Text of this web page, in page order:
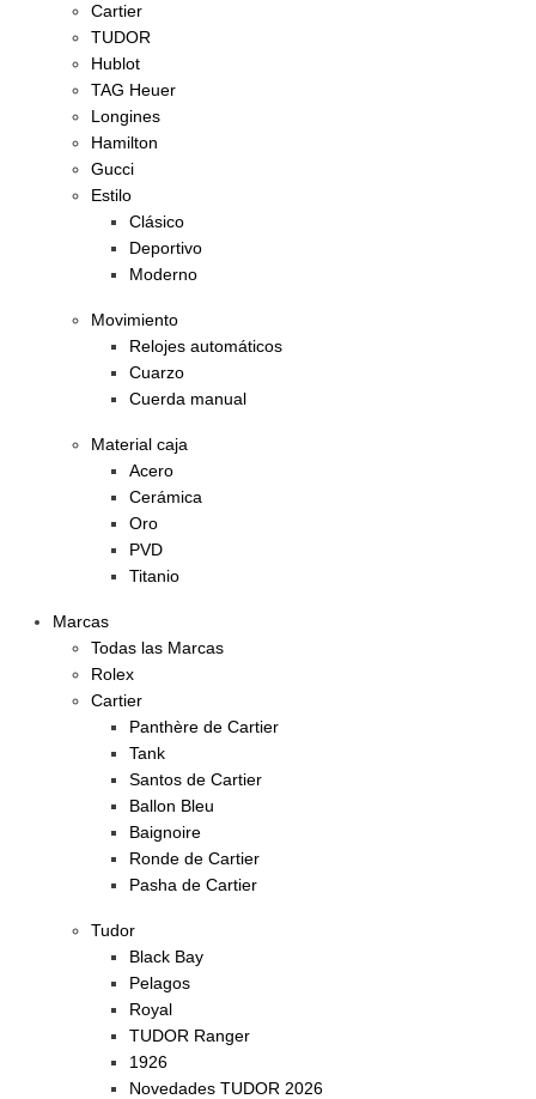
Cartier
TUDOR
Hublot
TAG Heuer
Longines
Hamilton
Gucci
Estilo
Clásico
Deportivo
Moderno
Movimiento
Relojes automáticos
Cuarzo
Cuerda manual
Material caja
Acero
Cerámica
Oro
PVD
Titanio
Marcas
Todas las Marcas
Rolex
Cartier
Panthère de Cartier
Tank
Santos de Cartier
Ballon Bleu
Baignoire
Ronde de Cartier
Pasha de Cartier
Tudor
Black Bay
Pelagos
Royal
TUDOR Ranger
1926
Novedades TUDOR 2026